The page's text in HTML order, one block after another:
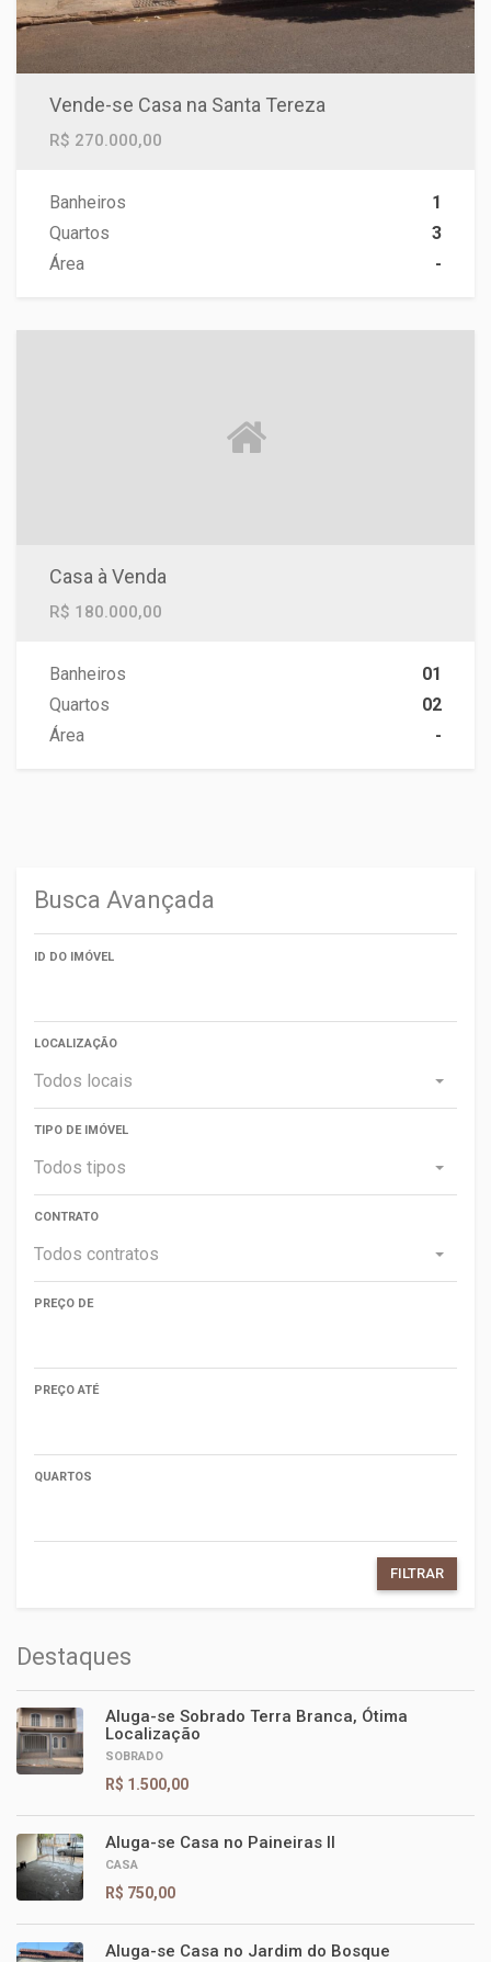
Vende-se Casa na Santa Tereza
R$ 270.000,00
Banheiros
1
Quartos
3
Área
-
Casa à Venda
R$ 180.000,00
Banheiros
01
Quartos
02
Área
-
Busca Avançada
ID DO IMÓVEL
LOCALIZAÇÃO
Todos locais
TIPO DE IMÓVEL
Todos tipos
CONTRATO
Todos contratos
PREÇO DE
PREÇO ATÉ
QUARTOS
FILTRAR
Destaques
Aluga-se Sobrado Terra Branca, Ótima
Localização
SOBRADO
R$ 1.500,00
Aluga-se Casa no Paineiras II
CASA
R$ 750,00
Aluga-se Casa no Jardim do Bosque